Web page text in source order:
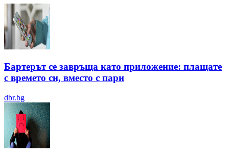
Бартерът се завръща като приложение: плащате
с времето си, вместо с пари
dbr.bg